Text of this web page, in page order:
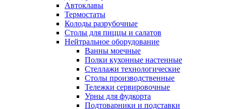
Автоклавы
Термостаты
Колоды разрубочные
Столы для пиццы и салатов
Нейтральное оборудование
Ванны моечные
Полки кухонные настенные
Стеллажи технологические
Столы производственные
Тележки сервировочные
Урны для фудкорта
Подтоварники и подставки